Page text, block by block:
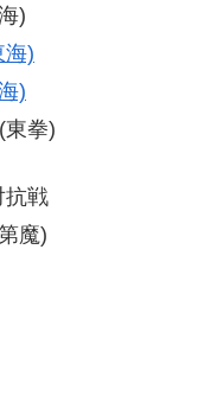
)
海)
)
拳)
抗戦
魔)